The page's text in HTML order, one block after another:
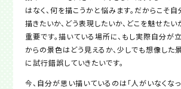
はなく、何を描こうかと悩みます。だからこそ
描きたいか、どう表現したいか、どこを魅せた
重要です。描いている場所に、もし実際自分が
からの景色はどう見えるか、少しでも想像した
に試行錯誤していきたいです。
今、自分が思い描いているのは「人がいなくな